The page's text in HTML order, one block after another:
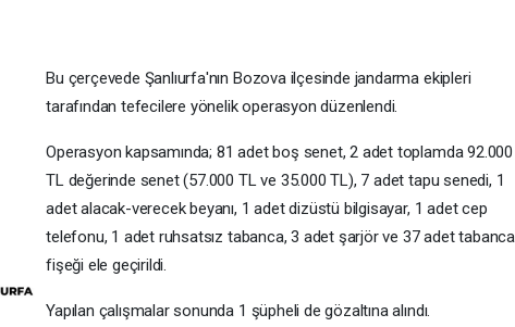
Bu çerçevede Şanlıurfa'nın Bozova ilçesinde jandarma ekipleri
tarafından tefecilere yönelik operasyon düzenlendi.
Operasyon kapsamında; 81 adet boş senet, 2 adet toplamda 92.000
TL değerinde senet (57.000 TL ve 35.000 TL), 7 adet tapu senedi, 1
adet alacak-verecek beyanı, 1 adet dizüstü bilgisayar, 1 adet cep
telefonu, 1 adet ruhsatsız tabanca, 3 adet şarjör ve 37 adet tabanca
fişeği ele geçirildi.
Yapılan çalışmalar sonunda 1 şüpheli de gözaltına alındı.